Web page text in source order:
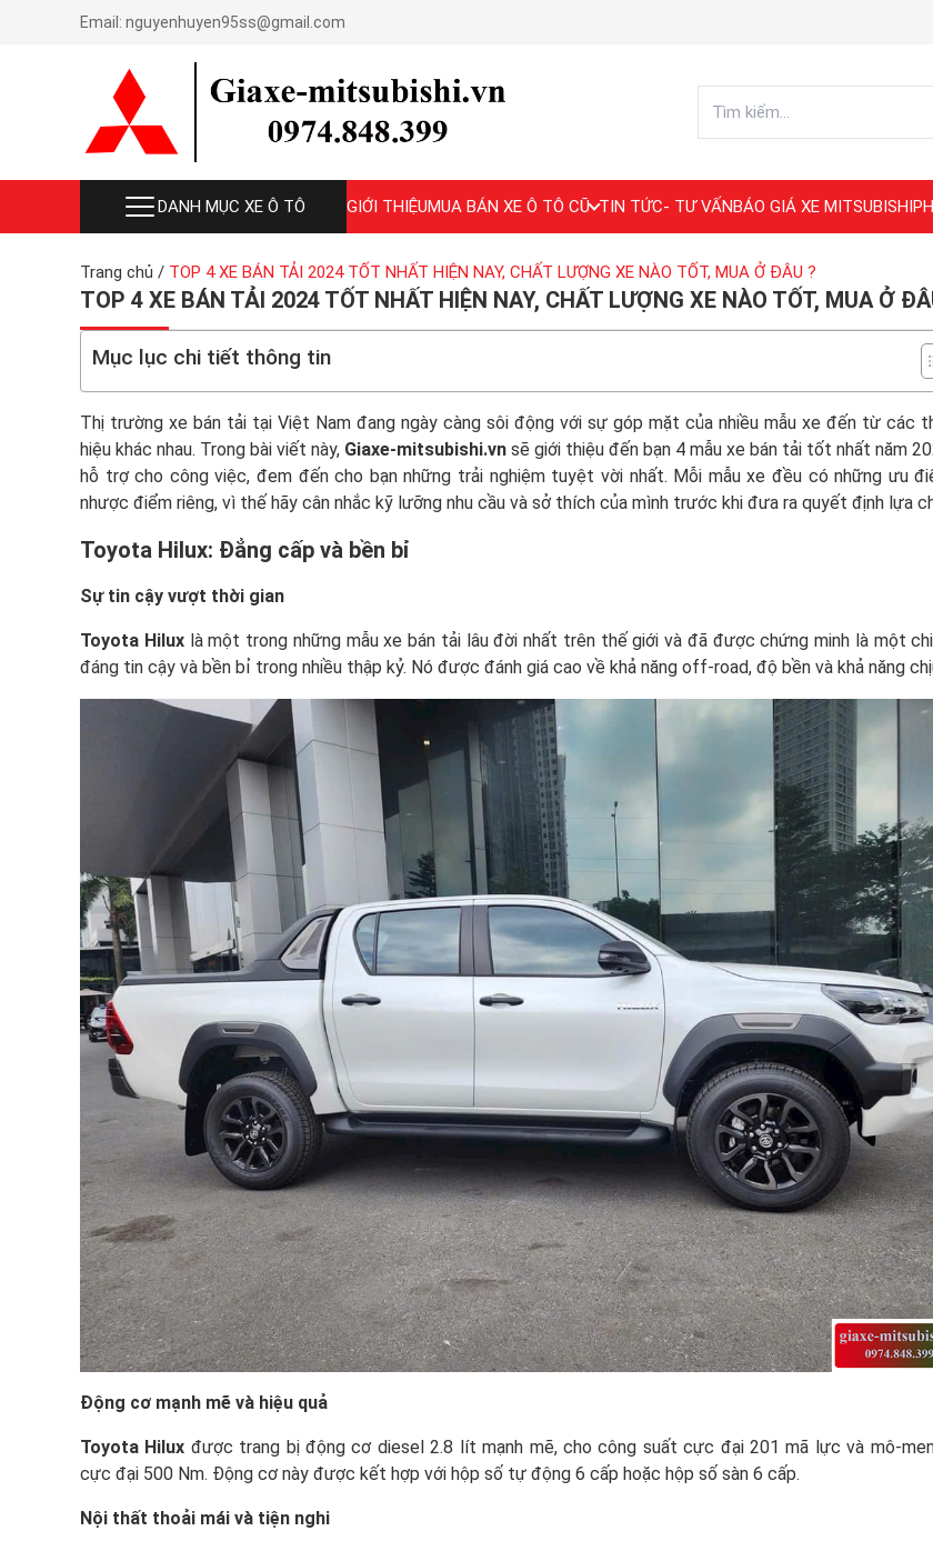
Email: nguyenhuyen95ss@gmail.com
DANH MỤC XE Ô TÔ GIỚI THIỆUMUA BÁN XE Ô TÔ CŨ TIN TỨC- TƯ VẤNBÁO GIÁ XE MITSUBISHI
Trang chủ / TOP 4 XE BÁN TẢI 2024 TỐT NHẤT HIỆN NAY, CHẤT LƯỢNG XE NÀO TỐT, MUA Ở ĐÂU ?
TOP 4 XE BÁN TẢI 2024 TỐT NHẤT HIỆN NAY, CHẤT LƯỢNG XE NÀO TỐT, MUA Ở
Mục lục chi tiết thông tin
Thị trường xe bán tải tại Việt Nam đang ngày càng sôi động với sự góp mặt của nhiều mẫu xe đến từ các
hiệu khác nhau. Trong bài viết này, Giaxe-mitsubishi.vn sẽ giới thiệu đến bạn 4 mẫu xe bán tải tốt nhất năm
hỗ trợ cho công việc, đem đến cho bạn những trải nghiệm tuyệt vời nhất. Mỗi mẫu xe đều có những ưu
nhược điểm riêng, vì thế hãy cân nhắc kỹ lưỡng nhu cầu và sở thích của mình trước khi đưa ra quyết định lựa
Toyota Hilux: Đẳng cấp và bền bỉ
Sự tin cậy vượt thời gian
Toyota Hiluxlà một trong những mẫu xe bán tải lâu đời nhất trên thế giới và đã được chứng minh là một
đáng tin cậy và bền bỉ trong nhiều thập kỷ. Nó được đánh giá cao về khả năng off-road, độ bền và khả năng
Động cơ mạnh mẽ và hiệu quả
Toyota Hilux được trang bị động cơ diesel 2.8 lít mạnh mẽ, cho công suất cực đại 201 mã lực và mô-
cực đại 500 Nm. Động cơ này được kết hợp với hộp số tự động 6 cấp hoặc hộp số sàn 6 cấp.
Nội thất thoải mái và tiện nghi